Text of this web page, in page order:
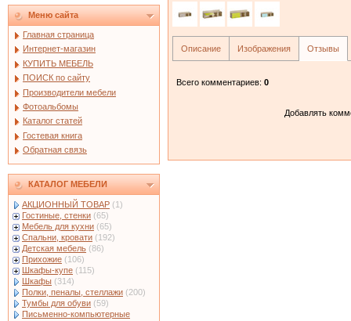
Меню сайта
Главная страница
Интернет-магазин
КУПИТЬ МЕБЕЛЬ
ПОИСК по сайту
Производители мебели
Фотоальбомы
Каталог статей
Гостевая книга
Обратная связь
КАТАЛОГ МЕБЕЛИ
АКЦИОННЫЙ ТОВАР (1)
Гостиные, стенки (65)
Мебель для кухни (65)
Спальни, кровати (192)
Детская мебель (86)
Прихожие (106)
Шкафы-купе (115)
Шкафы (314)
Полки, пеналы, стеллажи (200)
Тумбы для обуви (59)
Письменно-компьютерные
Описание Изображения Отзывы
Всего комментариев: 0
Добавлять